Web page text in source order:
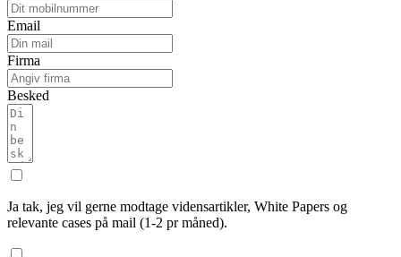
Email
Firma
Besked
Ja tak, jeg vil gerne modtage vidensartikler, White Papers og
relevante cases på mail (1-2 pr måned).